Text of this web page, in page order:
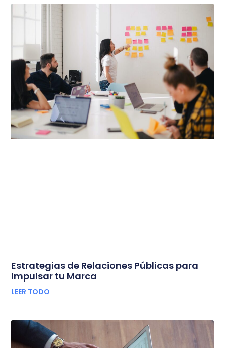
Estrategias de Relaciones Públicas para
Impulsar tu Marca
LEER TODO